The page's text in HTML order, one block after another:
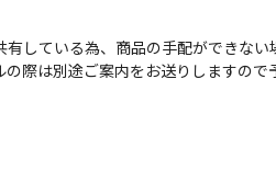
している為、商品の手配ができない
際は別途ご案内をお送りしますので